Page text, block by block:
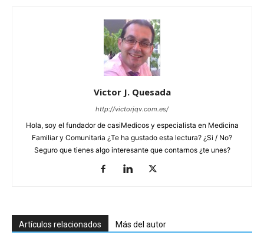
Victor J. Quesada
http://victorjqv.com.es/
Hola, soy el fundador de casiMedicos y especialista en Medicina
Familiar y Comunitaria ¿Te ha gustado esta lectura? ¿Si / No?
Seguro que tienes algo interesante que contarnos ¿te unes?
Artículos relacionados Más del autor